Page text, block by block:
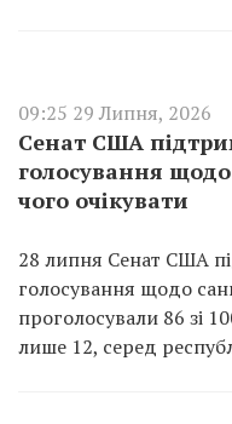
09:25 29 Липня, 2026
Сенат США
голосування щодо
чого очікувати
28 липня Сенат США
голосування щодо
проголосували 86 зі
лише 12, серед